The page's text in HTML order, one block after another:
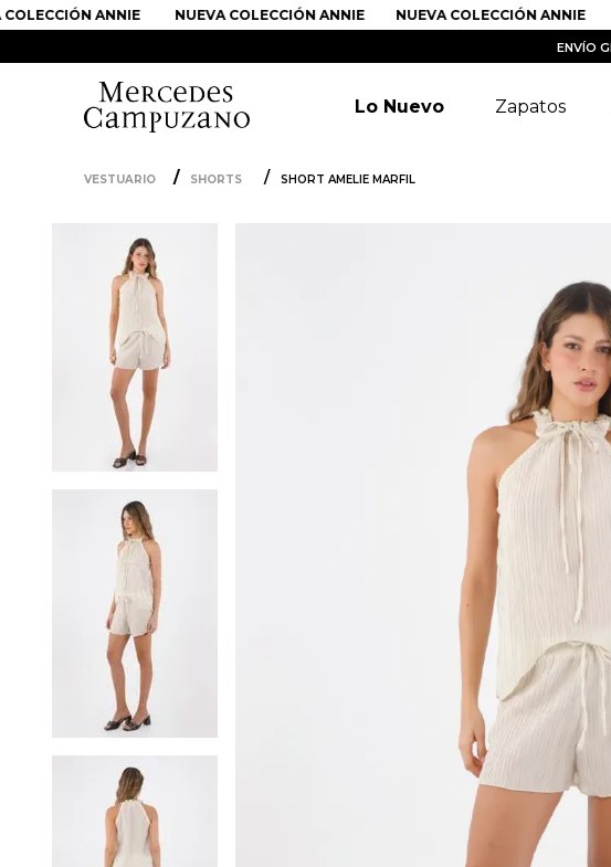
ANNIE NUEVA COLECCIÓN ANNIE NUEVA COLECCIÓN ANNIE
ENVÍO
Lo Nuevo Zapatos
VESTUARIO SHORTS SHORT AMELIE MARFIL